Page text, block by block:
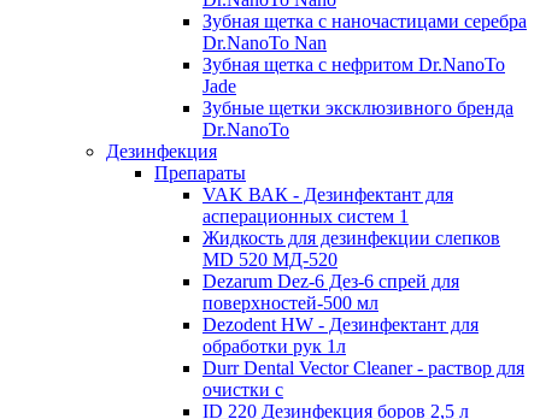
Зубная щетка с наночастицами серебра
Dr.NanoTo Nan
Зубная щетка с нефритом Dr.NanoTo
Jade
Зубные щетки эксклюзивного бренда
Dr.NanoTo
Дезинфекция
Препараты
VAK ВАК - Дезинфектант для
асперационных систем 1
Жидкость для дезинфекции слепков
MD 520 МД-520
Dezarum Dez-6 Дез-6 спрей для
поверхностей-500 мл
Dezodent HW - Дезинфектант для
обработки рук 1л
Durr Dental Vector Cleaner - раствор для
очистки с
ID 220 Дезинфекция боров 2,5 л